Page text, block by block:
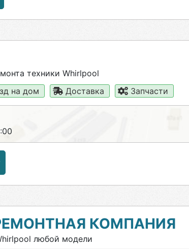
техники Whirlpool
на дом Доставка Запчасти
КОМПАНИЯ
любой модели